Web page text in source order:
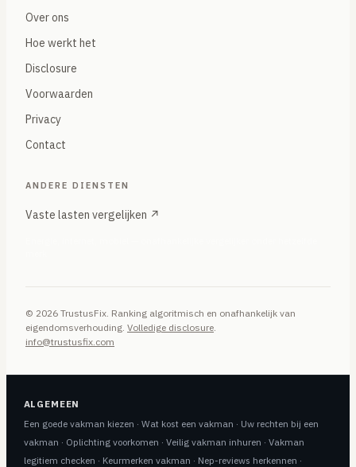
Over ons
Hoe werkt het
Disclosure
Voorwaarden
Privacy
Contact
ANDERE DIENSTEN
Vaste lasten vergelijken ↗
© 2026 TrustusFix. Ranking algoritmisch en onafhankelijk van
eigendomsverhouding. Volledige disclosure
info@trustusfix.com
ALGEMEEN
Een goede vakman kiezen · Wat kost een vakman · Uw rechten bij een
vakman · Oplichting voorkomen · Veilig vakman inhuren · Vakman
legitiem checken · Keurmerken vakman · Nep-reviews herkennen ·